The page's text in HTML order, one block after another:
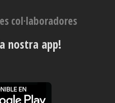
col·laboradores
nostra app!